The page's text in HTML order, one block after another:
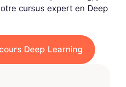
cursus expert en Deep
Deep Learning